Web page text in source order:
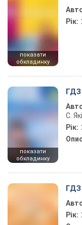
показати
обкладинку
Рік:
показати
обкладинку
ГДЗ
С.
Рік:
ГДЗ
Рік: